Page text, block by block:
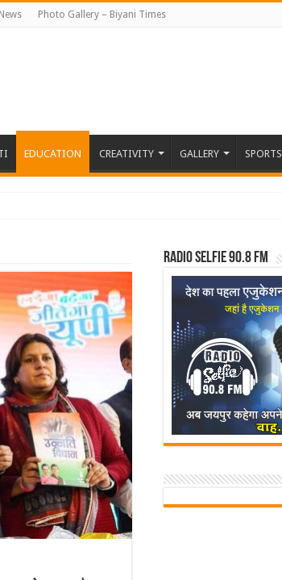
Photo Gallery – Biyani Times
EDUCATION CREATIVITY GALLERY SPORTS
Radio Selfie 90.8 FM